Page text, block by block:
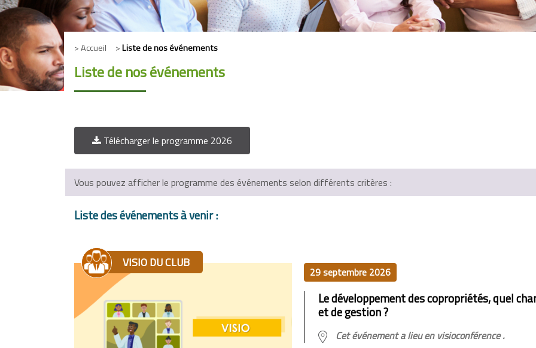
> Accueil >Liste de nos événements
Liste de nos événements
Télécharger le programme 2026
Vous pouvez afficher le programme des événements selon différents critères :
Liste des événements à venir :
VISIO DU CLUB
29 septembre 2026
Le développement des copropriétés, quel
et de gestion ?
Cet événement a lieu en visioconférence .